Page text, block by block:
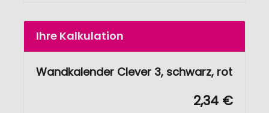
Ihre Kalkulation
Wandkalender Clever 3, schwarz, rot
2,34 €